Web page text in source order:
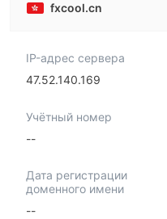
fxcool.cn
IP-адрес сервера
47.52.140.169
Учётный номер
--
Дата регистрации
доменного имени
--